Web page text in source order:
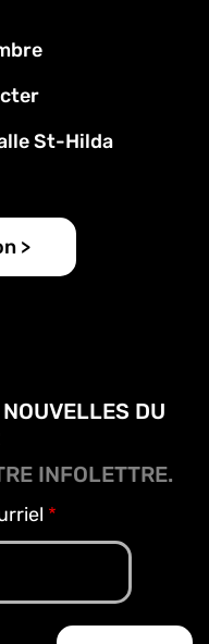
St-Hilda
>
DU
INFOLETTRE.